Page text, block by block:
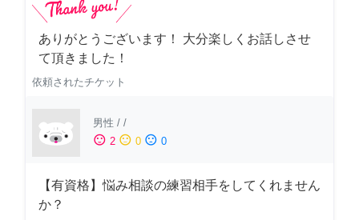
ありがとうございます！ 大分楽しくお話しさせ
て頂きました！
依頼されたチケット
男性 / /
sentiment_satisfied 2 sentiment_neutral 0 sentiment_dissatisfied 0
【有資格】悩み相談の練習相手をしてくれません
か？